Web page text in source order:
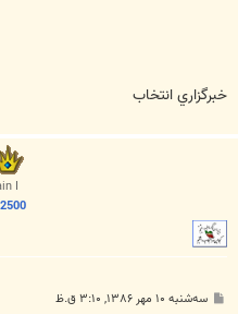
خبرگزاري انتخاب
I
پ سه‌شنبه ۱۰ مهر ۱۳۸۶, ۳:۱۰ ق.ظ